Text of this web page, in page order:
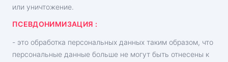
или уничтожение.
ПСЕВДОНИМИЗАЦИЯ :
- это обработка персональных данных таким образом, что
персональные данные больше не могут быть отнесены к